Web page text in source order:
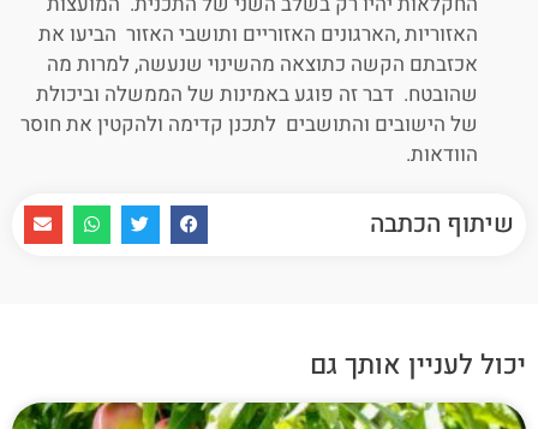
האזוריות ,הארגונים האזוריים ותושבי האזור הביעו את
אכזבתם הקשה כתוצאה מהשינוי שנעשה, למרות מה
שהובטח. דבר זה פוגע באמינות של הממשלה וביכולת
של הישובים והתושבים לתכנן קדימה ולהקטין את חוסר
הוודאות.
שיתוף הכתבה
יכול לעניין אותך גם